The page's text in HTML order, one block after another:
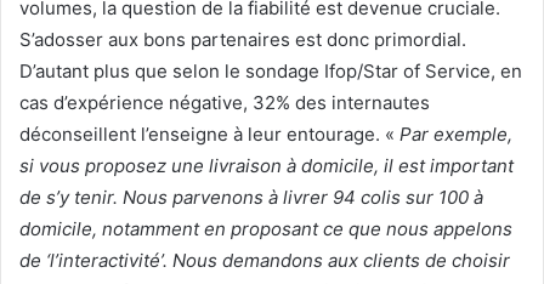
volumes, la question de la fiabilité est devenue cruciale.
S’adosser aux bons partenaires est donc primordial.
D’autant plus que selon le sondage Ifop/Star of Service, en
cas d’expérience négative, 32% des internautes
déconseillent l’enseigne à leur entourage. « Par exemple,
si vous proposez une livraison à domicile, il est important
de s’y tenir. Nous parvenons à livrer 94 colis sur 100 à
domicile, notamment en proposant ce que nous appelons
de ‘l’interactivité’. Nous demandons aux clients de choisir